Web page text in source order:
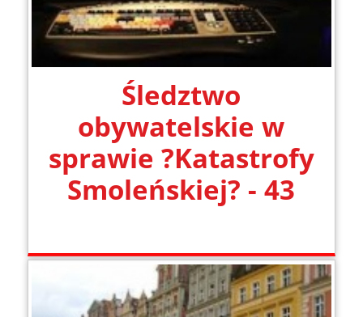
Śledztwo
obywatelskie w
sprawie ?Katastrofy
Smoleńskiej? - 43